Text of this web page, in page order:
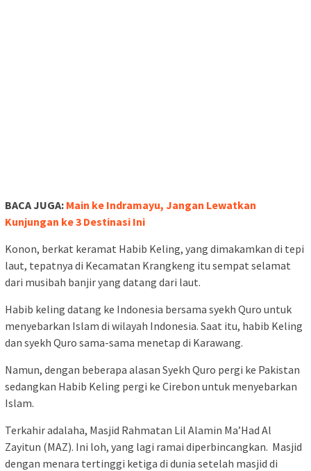
BACA JUGA: Main ke Indramayu, Jangan Lewatkan
Kunjungan ke 3 Destinasi Ini
Konon, berkat keramat Habib Keling, yang dimakamkan di tepi
laut, tepatnya di Kecamatan Krangkeng itu sempat selamat
dari musibah banjir yang datang dari laut.
Habib keling datang ke Indonesia bersama syekh Quro untuk
menyebarkan Islam di wilayah Indonesia. Saat itu, habib Keling
dan syekh Quro sama-sama menetap di Karawang.
Namun, dengan beberapa alasan Syekh Quro pergi ke Pakistan
sedangkan Habib Keling pergi ke Cirebon untuk menyebarkan
Islam.
Terkahir adalaha, Masjid Rahmatan Lil Alamin Ma’Had Al
Zayitun (MAZ). Ini loh, yang lagi ramai diperbincangkan. Masjid
dengan menara tertinggi ketiga di dunia setelah masjid di